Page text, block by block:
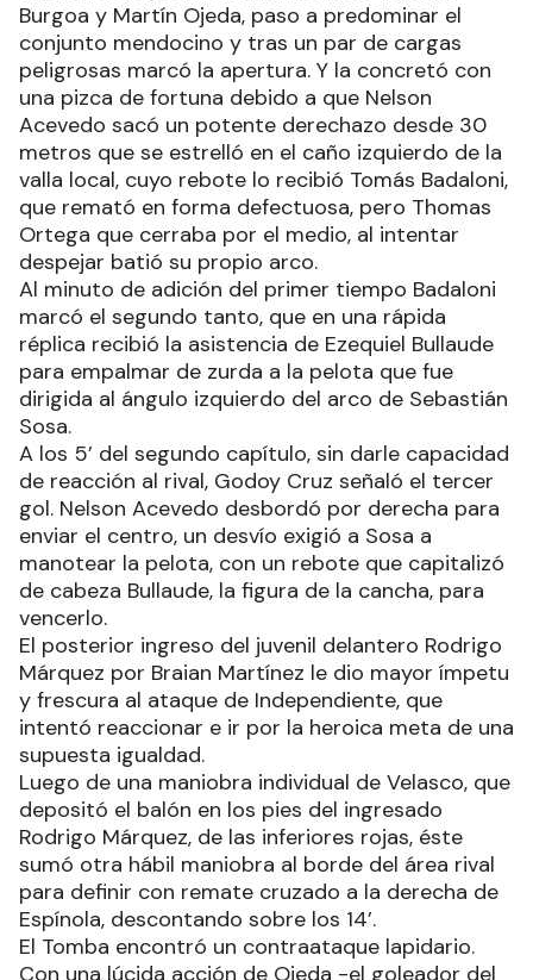
penales, manteniéndose invicto desde la asunción
en la décima fecha del entrenador Diego Flores.
En cambio, los rojos sumaron su segundo fuerte
tropezón consecutivo de local.
Ahora el rojo quedó quinto con 22 unidades y a 7
del líder Talleres, de Córdoba, mientras que
Godoy Cruz, de irregular comienzo, trepó al
séptimo lugar con 20.
El buen trabajo en la zona media de Valentín
Burgoa y Martín Ojeda, paso a predominar el
conjunto mendocino y tras un par de cargas
peligrosas marcó la apertura. Y la concretó con
una pizca de fortuna debido a que Nelson
Acevedo sacó un potente derechazo desde 30
metros que se estrelló en el caño izquierdo de la
valla local, cuyo rebote lo recibió Tomás Badaloni,
que remató en forma defectuosa, pero Thomas
Ortega que cerraba por el medio, al intentar
despejar batió su propio arco.
Al minuto de adición del primer tiempo Badaloni
marcó el segundo tanto, que en una rápida
réplica recibió la asistencia de Ezequiel Bullaude
para empalmar de zurda a la pelota que fue
dirigida al ángulo izquierdo del arco de Sebastián
Sosa.
A los 5’ del segundo capítulo, sin darle capacidad
de reacción al rival, Godoy Cruz señaló el tercer
gol. Nelson Acevedo desbordó por derecha para
enviar el centro, un desvío exigió a Sosa a
manotear la pelota, con un rebote que capitalizó
de cabeza Bullaude, la figura de la cancha, para
vencerlo.
El posterior ingreso del juvenil delantero Rodrigo
Márquez por Braian Martínez le dio mayor ímpetu
y frescura al ataque de Independiente, que
intentó reaccionar e ir por la heroica meta de una